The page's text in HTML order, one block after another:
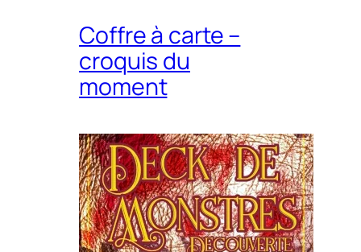
Coffre à carte –
croquis du
moment